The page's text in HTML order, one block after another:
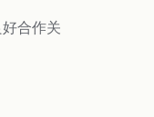
合作关